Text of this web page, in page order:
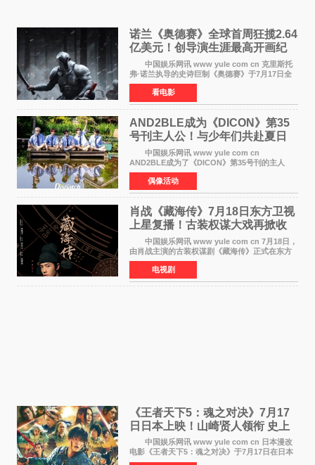
诺兰《奥德赛》全球首周狂揽2.64
亿美元！创导演生涯最高开画纪
中国娱乐网讯 www yule com cn 克里斯托
弗·诺兰执导的史诗巨制《奥德赛》于7月17日全
球上映，首周末票房表现远超预期——北美首周
三天粗报1 245亿美元（开画3919馆），全球首周
2 641亿美元
看电影
AND2BLE成为《DICON》第35
号刊主人公！与少年们共赴夏日
之约
中国娱乐网讯 www yule com cn
AND2BLE成为了《DICON》第35号刊的主人
公，本期标题为And The Summer。作为出道后
首次担任杂志画报主角的完整体，AND2BLE用清
澈的少年感与全新的夏天相遇了
偶像活动
肖战《藏海传》7月18日东方卫视
上星复播！古装权谋大戏再掀收
视热潮
中国娱乐网讯 www yule com cn 7月18日，
由肖战主演的古装权谋剧《藏海传》正式在东方
卫视上星复播，引发广泛关注。该剧此前已在网
络平台播出，凭借精良制作和紧凑剧情收获不俗
口碑，此次上
电视剧
《王者天下5：魂之对决》7月17
日日本上映！山崎贤人领衔 史上
最大“函谷关防卫战”
中国娱乐网讯 www yule com cn 日本漫改
电影《王者天下5：魂之对决》于7月17日在日本
全国上映。这部由佐藤信介执导、山崎贤人主演